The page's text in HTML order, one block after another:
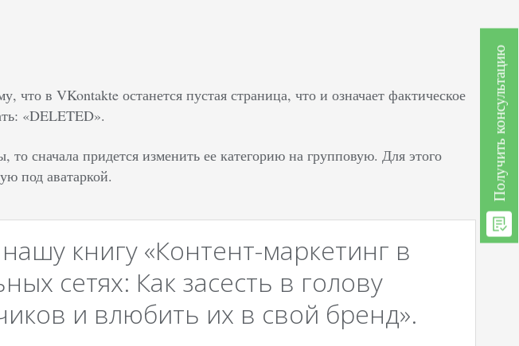
что в VKontakte останется пустая страница, что и означает фактическое
«DELETED».
сначала придется изменить ее категорию на групповую. Для этого
под аватаркой.
книгу «Контент-маркетинг в
сетях: Как засесть в голову
и влюбить их в свой бренд».
Получить консультацию